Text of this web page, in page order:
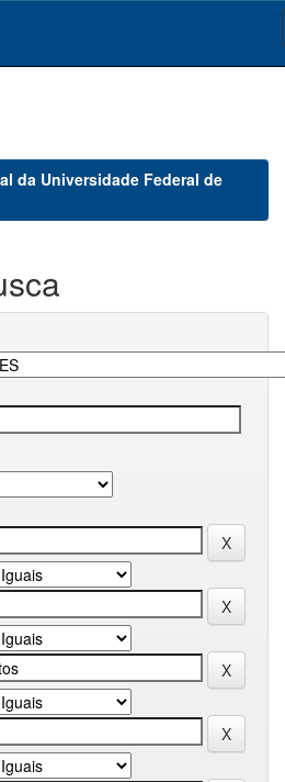
da Universidade Federal de